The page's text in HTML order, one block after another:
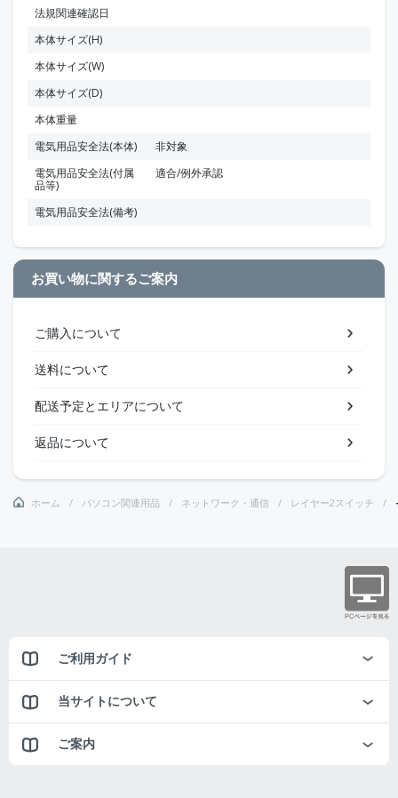
法規関連確認日
本体サイズ(H)
本体サイズ(W)
本体サイズ(D)
本体重量
電気用品安全法(本体)
非対象
電気用品安全法(付属
品等)
適合/例外承認
電気用品安全法(備考)
お買い物に関するご案内
ご購入について
送料について
配送予定とエリアについて
返品について
ホーム パソコン関連用品 ネットワーク・通信 レイヤー2スイッチ
ご利用ガイド
当サイトについて
ご案内